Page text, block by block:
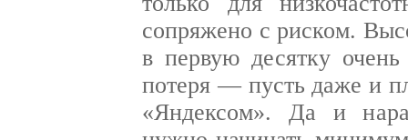
сопряжено с риском.
в первую десятку
потеря — пусть даже и
«Яндексом». Да и